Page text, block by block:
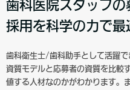
歯科医院スタッフの
採用を科学の力で最
歯科衛生士/歯科助手として活躍で
資質モデルと応募者の資質を比較
値する人材なのかがわかります。